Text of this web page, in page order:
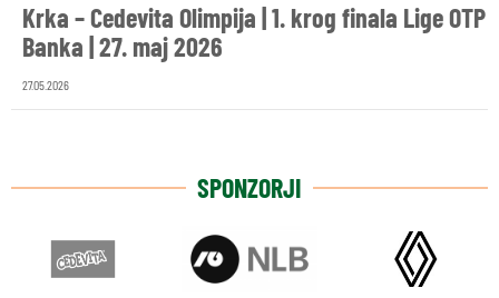
Krka – Cedevita Olimpija | 1. krog finala Lige OTP
Banka | 27. maj 2026
27.05.2026
SPONZORJI